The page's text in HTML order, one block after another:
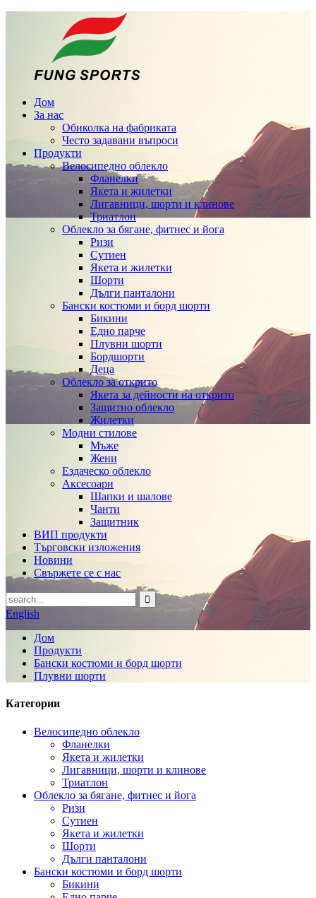
Дом
За нас
Обиколка на фабриката
Често задавани въпроси
Продукти
Велосипедно облекло
Фланелки
Якета и жилетки
Лигавници, шорти и клинове
Триатлон
Облекло за бягане, фитнес и йога
Ризи
Сутиен
Якета и жилетки
Шорти
Дълги панталони
Бански костюми и борд шорти
Бикини
Едно парче
Плувни шорти
Бордшорти
Деца
Облекло за открито
Якета за дейности на открито
Защитно облекло
Жилетки
Модни стилове
Мъже
Жени
Ездаческо облекло
Аксесоари
Шапки и шалове
Чанти
Защитник
ВИП продукти
Търговски изложения
Новини
Свържете се с нас
English
Дом
Продукти
Бански костюми и борд шорти
Плувни шорти
Категории
Велосипедно облекло
Фланелки
Якета и жилетки
Лигавници, шорти и клинове
Триатлон
Облекло за бягане, фитнес и йога
Ризи
Сутиен
Якета и жилетки
Шорти
Дълги панталони
Бански костюми и борд шорти
Бикини